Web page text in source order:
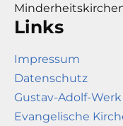
Links
Impressum
Datenschutz
Gustav-Adolf-Werk
Evangelische